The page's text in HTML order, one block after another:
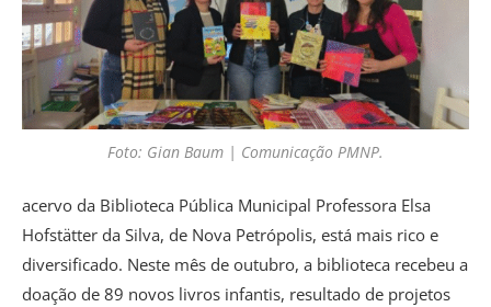
Foto: Gian Baum | Comunicação PMNP.
acervo da Biblioteca Pública Municipal Professora Elsa
Hofstätter da Silva, de Nova Petrópolis, está mais rico e
diversificado. Neste mês de outubro, a biblioteca recebeu a
doação de 89 novos livros infantis, resultado de projetos